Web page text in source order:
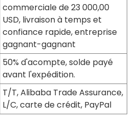
commerciale de 23 000,00
USD, livraison à temps et
confiance rapide, entreprise
gagnant-gagnant
50% d'acompte, solde payé
avant l'expédition.
T/T, Alibaba Trade Assurance,
L/C, carte de crédit, PayPal